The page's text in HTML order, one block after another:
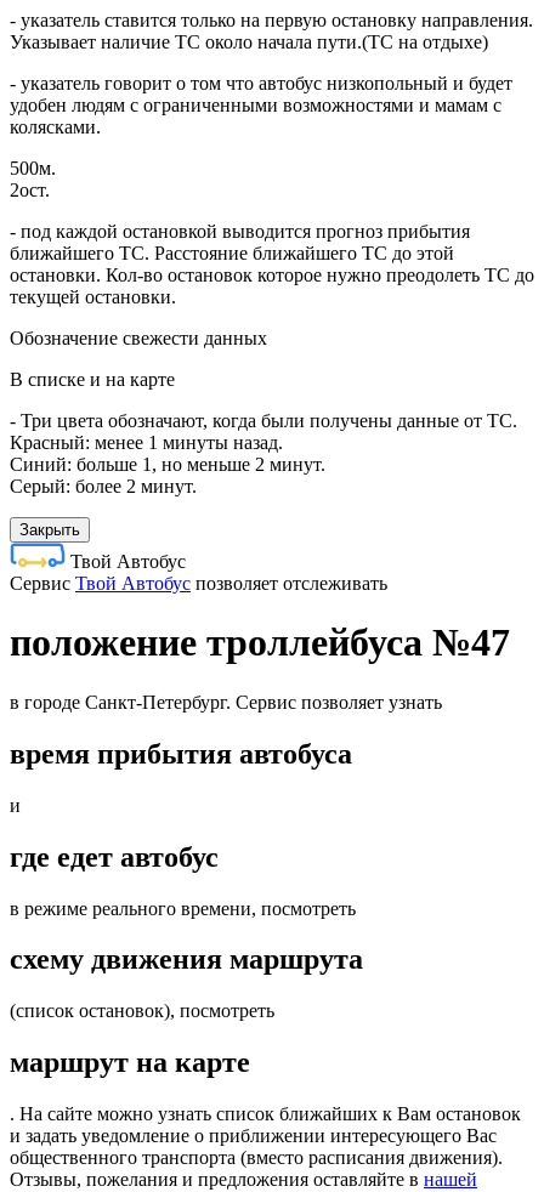
- указатель ставится только на первую остановку направления.
Указывает наличие ТС около начала пути.(ТС на отдыхе)
- указатель говорит о том что автобус низкопольный и будет
удобен людям с ограниченными возможностями и мамам с
колясками.
500м.
2ост.
- под каждой остановкой выводится прогноз прибытия
ближайшего ТС. Расстояние ближайшего ТС до этой
остановки. Кол-во остановок которое нужно преодолеть ТС до
текущей остановки.
Обозначение свежести данных
В списке и на карте
- Три цвета обозначают, когда были получены данные от ТС.
Красный: менее 1 минуты назад.
Синий: больше 1, но меньше 2 минут.
Серый: более 2 минут.
Закрыть
Твой Автобус
Cервис Твой Автобус позволяет отслеживать
положение троллейбуса №47
в городе Санкт-Петербург. Сервис позволяет узнать
время прибытия автобуса
и
где едет автобус
в режиме реального времени, посмотреть
схему движения маршрута
(список остановок), посмотреть
маршрут на карте
. На сайте можно узнать список ближайших к Вам остановок
и задать уведомление о приближении интересующего Вас
общественного транспорта (вместо расписания движения).
Отзывы, пожелания и предложения оставляйте в нашей